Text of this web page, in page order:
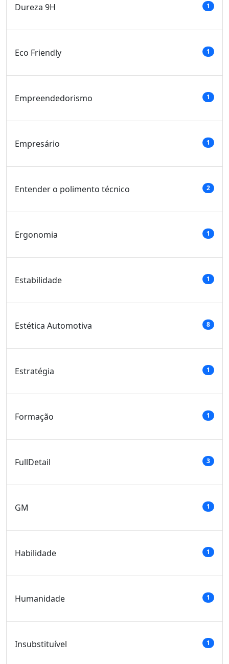
Dureza 9H 1
Eco Friendly 1
Empreendedorismo 1
Empresário 1
Entender o polimento técnico 2
Ergonomia 1
Estabilidade 1
Estética Automotiva 8
Estratégia 1
Formação 1
FullDetail 3
GM 1
Habilidade 1
Humanidade 1
Insubstituível 1